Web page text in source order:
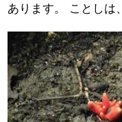
あります。 ことしは